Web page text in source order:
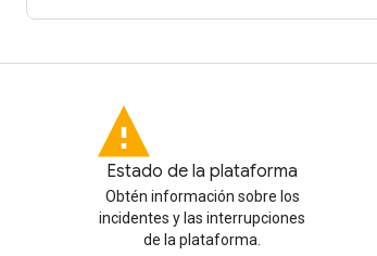
Estado de la plataforma
Obtén información sobre los
incidentes y las interrupciones
de la plataforma.